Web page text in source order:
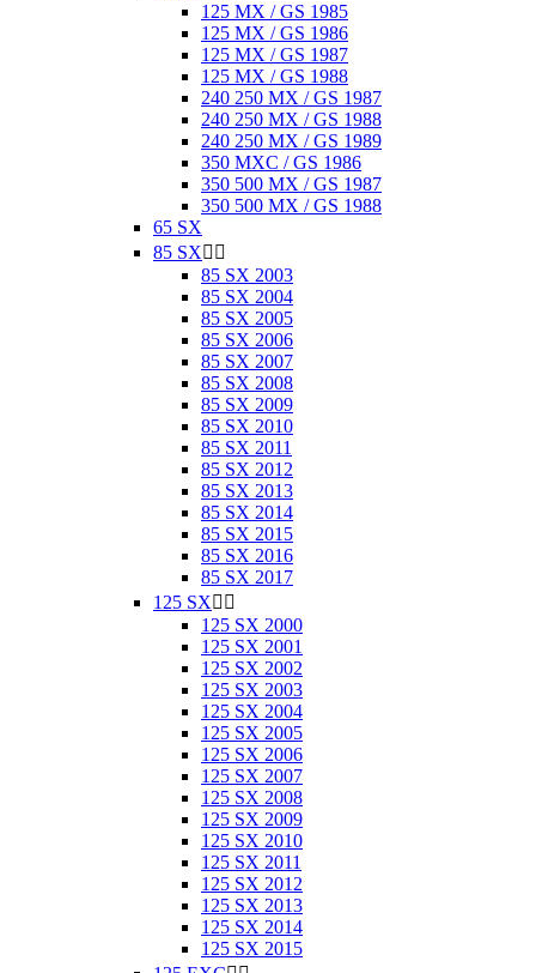
125 MX / GS 1985
125 MX / GS 1986
125 MX / GS 1987
125 MX / GS 1988
240 250 MX / GS 1987
240 250 MX / GS 1988
240 250 MX / GS 1989
350 MXC / GS 1986
350 500 MX / GS 1987
350 500 MX / GS 1988
65 SX
85 SX 
85 SX 2003
85 SX 2004
85 SX 2005
85 SX 2006
85 SX 2007
85 SX 2008
85 SX 2009
85 SX 2010
85 SX 2011
85 SX 2012
85 SX 2013
85 SX 2014
85 SX 2015
85 SX 2016
85 SX 2017
125 SX 
125 SX 2000
125 SX 2001
125 SX 2002
125 SX 2003
125 SX 2004
125 SX 2005
125 SX 2006
125 SX 2007
125 SX 2008
125 SX 2009
125 SX 2010
125 SX 2011
125 SX 2012
125 SX 2013
125 SX 2014
125 SX 2015